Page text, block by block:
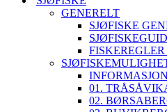
GENERELT
SJØFISKE
INFORMASJON
01.
02.